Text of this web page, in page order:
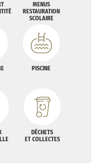
MENUS
RESTAURATION
SCOLAIRE
PISCINE
DÉCHETS
ET COLLECTES